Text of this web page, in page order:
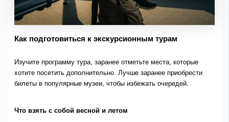
Как подготовиться к экскурсионным турам
Изучите программу тура, заранее отметьте места, которые
хотите посетить дополнительно. Лучше заранее приобрести
билеты в популярные музеи, чтобы избежать очередей.
Что взять с собой весной и летом